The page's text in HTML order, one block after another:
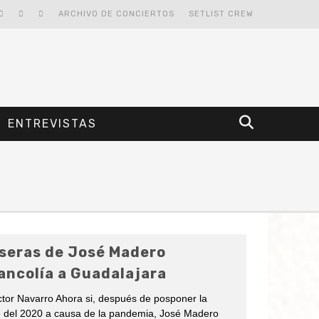
SETLIST CREW
ARCHIVO DE CONCIERTOS
ENTREVISTAS
de José Madero
a Guadalajara
Navarro Ahora si, después de posponer la
2020 a causa de la pandemia, José Madero